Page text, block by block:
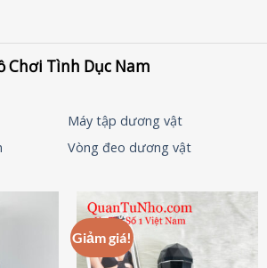
Chơi Tình Dục Nam
Máy tập dương vật
Vòng đeo dương vật
Giảm giá!